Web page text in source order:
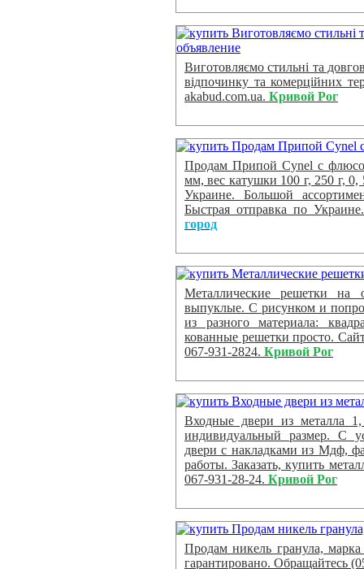
Виготовляємо стильні та
відпочинку та комерційних
akabud.com.ua. Кривой Рог
Продам Припой Cynel с
мм, вес катушки 100 г, 250 г,
Украине. Большой
Быстрая отправка по
город
Металлические решетки
выпуклые. С рисунком и
из разного материала:
кованные решетки просто.
067-931-2824. Кривой Рог
Входные двери из металла
индивидуальный размер. С
двери с накладками из Мдф,
работы. Заказать, купить
067-931-28-24. Кривой Рог
Продам никель гранула,
гарантировано. Обращайтесь